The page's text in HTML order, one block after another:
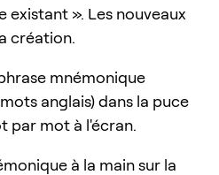
existant ». Les nouveaux
création.
mnémonique
anglais) dans la puce
par mot à l'écran.
à la main sur la